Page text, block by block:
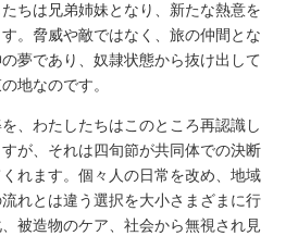
ちは兄弟姉妹となり、新たな熱意を
。脅威や敵ではなく、旅の仲間とな
夢であり、奴隷状態から抜け出して
地なのです。
、わたしたちはこのところ再認識し
が、それは四旬節が共同体での決断
れます。個々人の日常を改め、地域
れとは違う選択を大小さまざまに行
被造物のケア、社会から無視され見